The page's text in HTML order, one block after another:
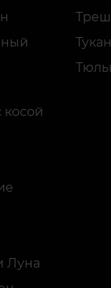
косой
Луна
Тукан